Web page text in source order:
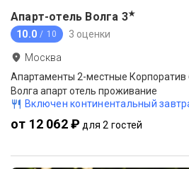
Апарт-отель Волга 3★
10.0 / 10 3 оценки
Москва
Апартаменты 2-местные Корпоратив
Волга апарт отель проживание
Включен континентальный
от 12 062 ₽ для 2 гостей